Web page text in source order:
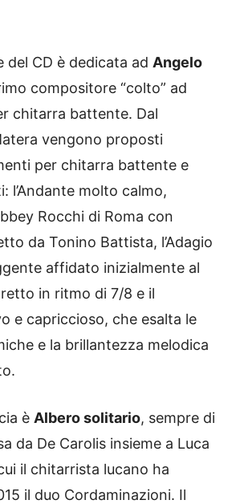
del CD è dedicata ad Angelo
compositore “colto” ad
chitarra battente. Dal
vengono proposti
per chitarra battente e
l’Andante molto calmo,
Rocchi di Roma con
da Tonino Battista, l’Adagio
affidato inizialmente al
in ritmo di 7/8 e il
e capriccioso, che esalta le
e la brillantezza melodica
è Albero solitario, sempre di
da De Carolis insieme a Luca
il chitarrista lucano ha
il duo Cordaminazioni. Il